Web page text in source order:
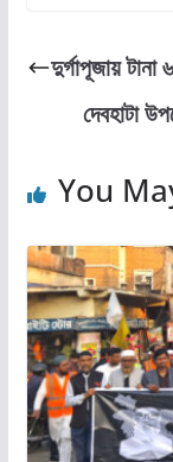
e
b
o
o
k
o
d
o
n
দুর্গাপূজায়
দেবহাটা
You